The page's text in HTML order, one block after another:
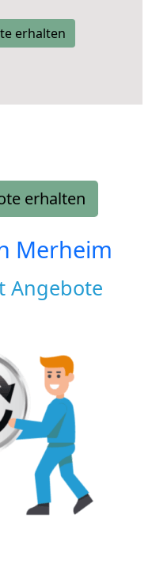
erhalten
erhalten
Merheim
Angebote